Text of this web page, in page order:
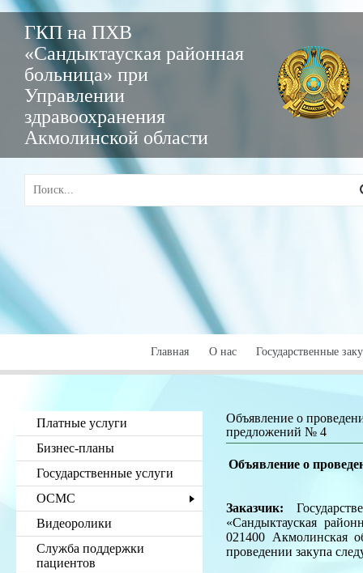
ГКП на ПХВ
«Сандыктауская районная
больница» при
Управлении
здравоохранения
Акмолинской области
Главная О нас Государственные
Платные услуги
Бизнес-планы
Государственные услуги
ОСМС
Видеоролики
Служба поддержки
пациентов
Объявление о
предложений № 4
Объявление о
Заказчик:
«Сандыктауская
021400 Акмолинская
проведении закупа